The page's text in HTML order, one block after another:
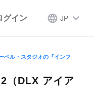
グイン JP
ル・スタジオの『インフ
（DLX アイア